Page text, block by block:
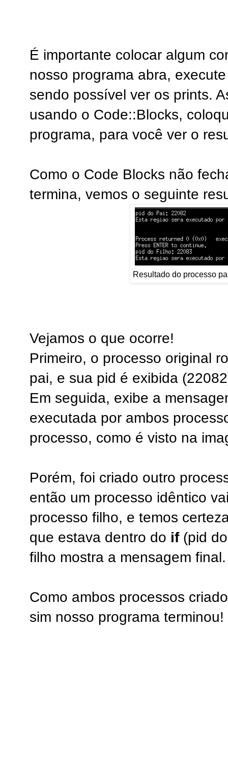
É importante colocar algum
nosso programa abra,
sendo possível ver os prints.
usando o Code::Blocks,
programa, para você ver o
Como o Code Blocks não
termina, vemos o seguinte
Resultado do processo
Vejamos o que ocorre!
Primeiro, o processo original
pai, e sua pid é exibida
Em seguida, exibe a
executada por ambos
processo, como é visto na
Porém, foi criado outro
então um processo idêntico
processo filho, e temos
que estava dentro do if(pid
filho mostra a mensagem final.
Como ambos processos
sim nosso programa terminou!